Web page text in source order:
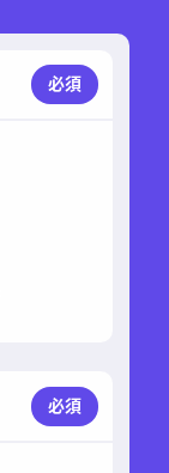
必須
必須